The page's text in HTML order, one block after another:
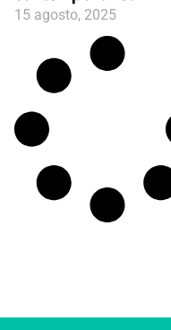
15 agosto, 2025